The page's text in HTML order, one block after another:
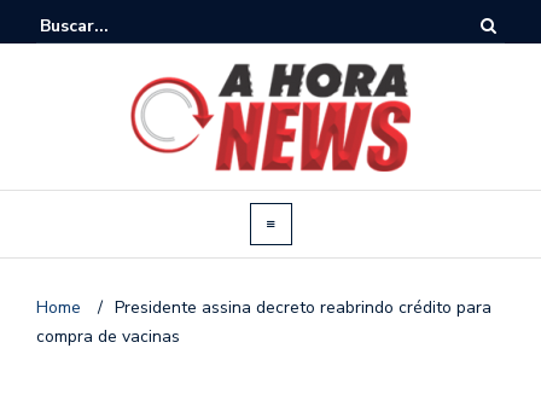
Home / Presidente assina decreto reabrindo crédito para
compra de vacinas